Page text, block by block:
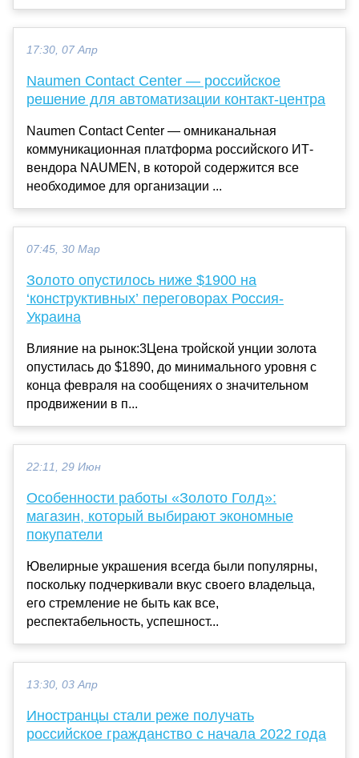
17:30, 07 Апр
Naumen Contact Center — российское
решение для автоматизации контакт-центра
Naumen Contact Center — омниканальная
коммуникационная платформа российского ИТ-
вендора NAUMEN, в которой содержится все
необходимое для организации ...
07:45, 30 Мар
Золото опустилось ниже $1900 на
‘конструктивных’ переговорах Россия-
Украина
Влияние на рынок:3Цена тройской унции золота
опустилась до $1890, до минимального уровня с
конца февраля на сообщениях о значительном
продвижении в п...
22:11, 29 Июн
Особенности работы «Золото Голд»:
магазин, который выбирают экономные
покупатели
Ювелирные украшения всегда были популярны,
поскольку подчеркивали вкус своего владельца,
его стремление не быть как все,
респектабельность, успешност...
13:30, 03 Апр
Иностранцы стали реже получать
российское гражданство с начала 2022 года